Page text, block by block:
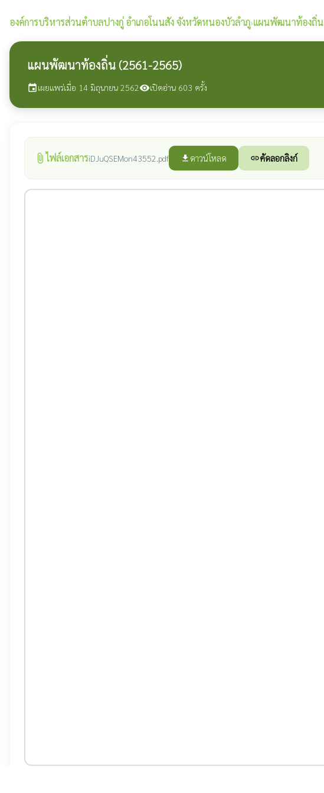
องค์การบริหารส่วนตำบลปางกู่อำเภอโนนสัง จังหวัดหนองบัวลำภู›แผนพัฒนาท้องถิ่น
แผนพัฒนาท้องถิ่น (2561-2565)
eventเผยแพร่เมื่อ 14 มิถุนายน 2562visibilityเปิดอ่าน 603 ครั้ง
attach_file ไฟล์เอกสารiDJuQSEMon43552.pdf file_download ดาวน์โหลด linkคัดลอกลิงก์